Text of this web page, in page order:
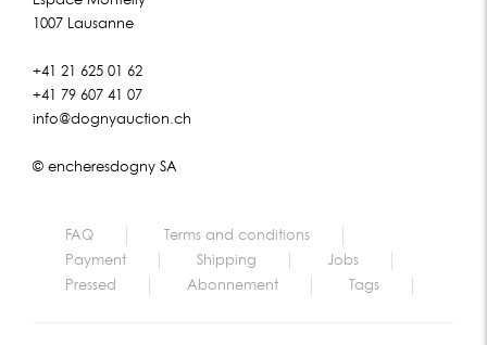
1007 Lausanne
+41 21 625 01 62
+41 79 607 41 07
info@dognyauction.ch
© encheresdogny SA
FAQ
Terms and conditions
Payment
Shipping
Jobs
Pressed
Abonnement Tags